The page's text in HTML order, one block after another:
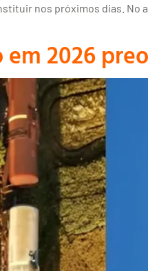
nos próximos dias. No
2026